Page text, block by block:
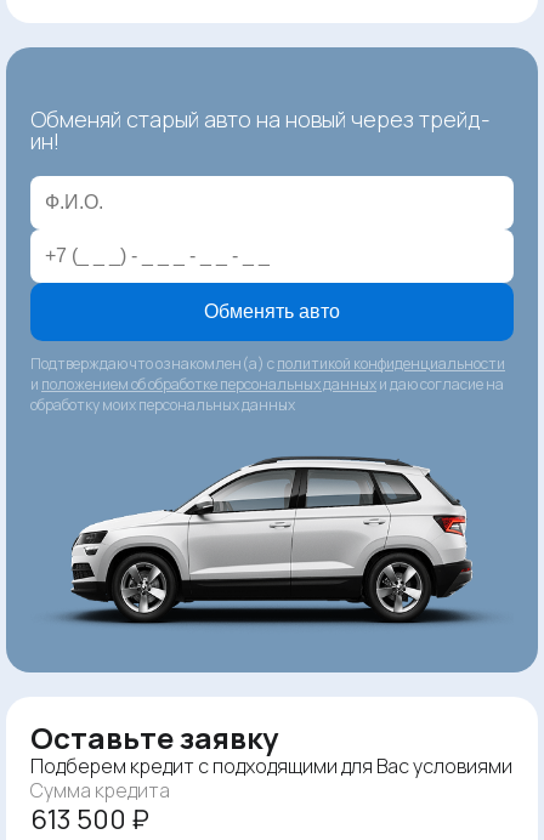
Обменяй старый авто на новый через трейд-
ин!
Обменять авто
Подтверждаю что ознакомлен(а) сполитикой конфиденциальности
и положением об обработке персональных данныхи даю согласие на
обработку моих персональных данных
Оставьте заявку
Подберем кредит с подходящими для Вас условиями
Сумма кредита
613 500 ₽